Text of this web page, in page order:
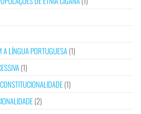
A LÍNGUA PORTUGUESA(1)
(1)
(1)
(2)